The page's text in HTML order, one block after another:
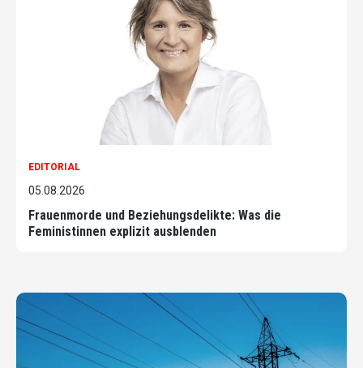
EDITORIAL
05.08.2026
Frauenmorde und Beziehungsdelikte: Was die
Feministinnen explizit ausblenden